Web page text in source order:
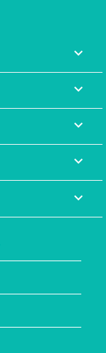



keyboard_arrow_down
